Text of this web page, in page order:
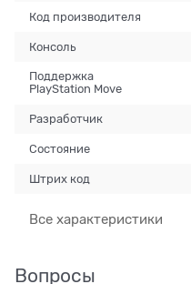
Код производителя
Консоль
Поддержка
PlayStation Move
Разработчик
Состояние
Штрих код
Все характеристики
Вопросы